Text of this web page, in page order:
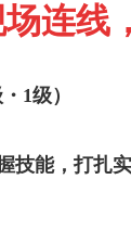
连线，
・ 1级）
技能，打扎